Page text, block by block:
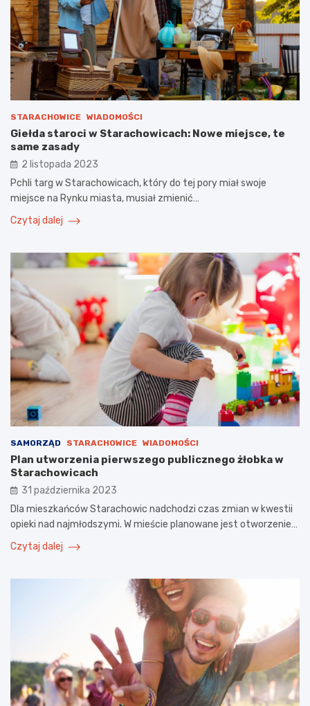
STARACHOWICE WIADOMOŚCI
Giełda staroci w Starachowicach: Nowe miejsce, te
same zasady
2 listopada 2023
Pchli targ w Starachowicach, który do tej pory miał swoje
miejsce na Rynku miasta, musiał zmienić…
Czytaj dalej
SAMORZĄD STARACHOWICE WIADOMOŚCI
Plan utworzenia pierwszego publicznego żłobka w
Starachowicach
31 października 2023
Dla mieszkańców Starachowic nadchodzi czas zmian w kwestii
opieki nad najmłodszymi. W mieście planowane jest otworzenie…
Czytaj dalej